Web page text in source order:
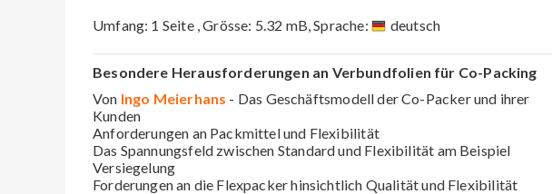
Umfang: 1 Seite , Grösse: 5.32 mB, Sprache:
deutsch
Besondere Herausforderungen an Verbundfolien für Co-Packing
Von Ingo Meierhans - Das Geschäftsmodell der Co-Packer und ihrer
Kunden
Anforderungen an Packmittel und Flexibilität
Das Spannungsfeld zwischen Standard und Flexibilität am Beispiel
Versiegelung
Forderungen an die Flexpacker hinsichtlich Qualität und Flexibilität